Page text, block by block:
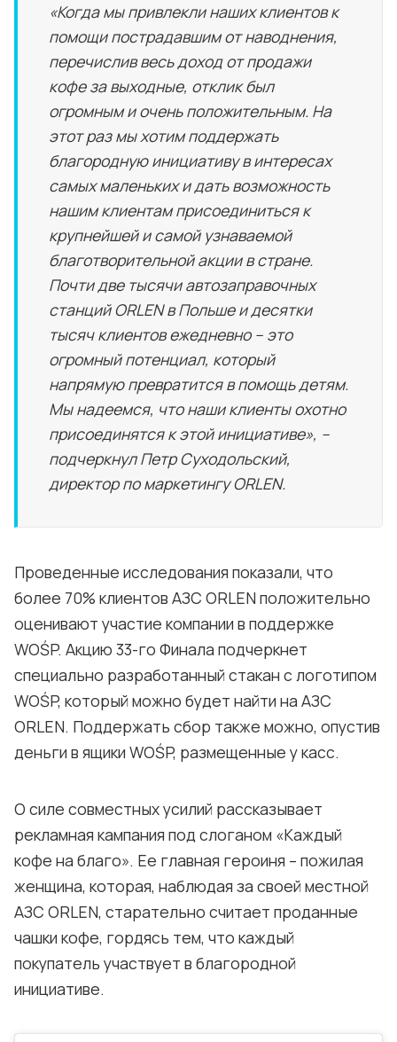
«Когда мы привлекли наших клиентов к
помощи пострадавшим от наводнения,
перечислив весь доход от продажи
кофе за выходные, отклик был
огромным и очень положительным. На
этот раз мы хотим поддержать
благородную инициативу в интересах
самых маленьких и дать возможность
нашим клиентам присоединиться к
крупнейшей и самой узнаваемой
благотворительной акции в стране.
Почти две тысячи автозаправочных
станций ORLEN в Польше и десятки
тысяч клиентов ежедневно – это
огромный потенциал, который
напрямую превратится в помощь детям.
Мы надеемся, что наши клиенты охотно
присоединятся к этой инициативе», –
подчеркнул Петр Суходольский,
директор по маркетингу ORLEN.
Проведенные исследования показали, что
более 70% клиентов АЗС ORLEN положительно
оценивают участие компании в поддержке
WOŚP. Акцию 33-го Финала подчеркнет
специально разработанный стакан с логотипом
WOŚP, который можно будет найти на АЗС
ORLEN. Поддержать сбор также можно, опустив
деньги в ящики WOŚP, размещенные у касс.
О силе совместных усилий рассказывает
рекламная кампания под слоганом «Каждый
кофе на благо». Ее главная героиня – пожилая
женщина, которая, наблюдая за своей местной
АЗС ORLEN, старательно считает проданные
чашки кофе, гордясь тем, что каждый
покупатель участвует в благородной
инициативе.